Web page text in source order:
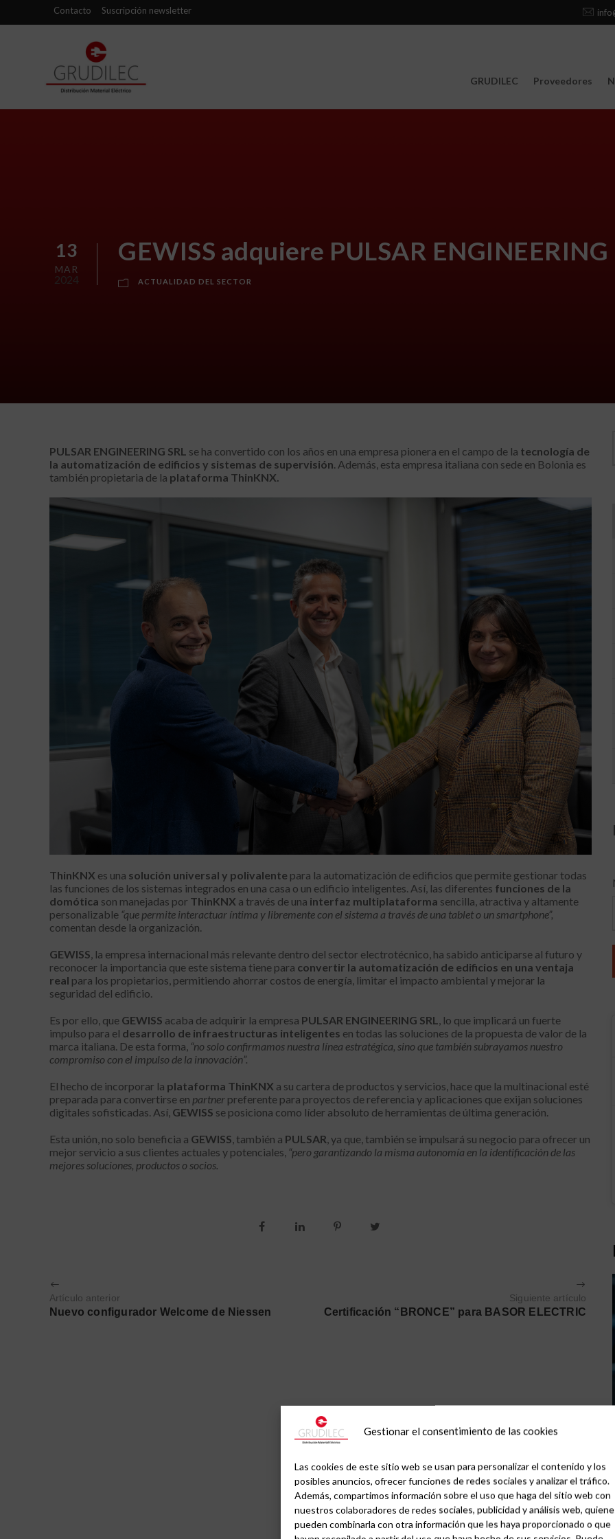
Gestionar el consentimiento de las cookies
Las cookies de este sitio web se usan para personalizar el contenido y los
posibles anuncios, ofrecer funciones de redes sociales y analizar el tráfico.
Además, compartimos información sobre el uso que haga del sitio web con
nuestros colaboradores de redes sociales, publicidad y análisis web,
pueden combinarla con otra información que les haya proporcionado o que
Contacto Suscripción newsletter
GRUDILEC Proveedores
13
MAR
2024
GEWISS adquiere PULSAR ENGINEERING
ACTUALIDAD DEL SECTOR
PULSAR ENGINEERING SRL se ha convertido con los años en una empresa pionera en el campo de la tecnología de
la automatización de edificios y sistemas de supervisión. Además, esta empresa italiana con sede en Bolonia es
también propietaria de la plataforma ThinKNX.
ThinKNX es una solución universal y polivalente para la automatización de edificios que permite gestionar todas
las funciones de los sistemas integrados en una casa o un edificio inteligentes. Así, las diferentes funciones de la
domótica son manejadas por ThinKNX a través de una interfaz multiplataforma sencilla, atractiva y altamente
personalizable “que permite interactuar íntima y libremente con el sistema a través de una tablet o un smartphone”,
comentan desde la organización.
GEWISS, la empresa internacional más relevante dentro del sector electrotécnico, ha sabido anticiparse al futuro y
reconocer la importancia que este sistema tiene para convertir la automatización de edificios en una ventaja
real para los propietarios, permitiendo ahorrar costos de energía, limitar el impacto ambiental y mejorar la
seguridad del edificio.
Es por ello, que GEWISS acaba de adquirir la empresa PULSAR ENGINEERING SRL, lo que implicará un fuerte
impulso para el desarrollo de infraestructuras inteligentes en todas las soluciones de la propuesta de valor de la
marca italiana. De esta forma, “no solo confirmamos nuestra línea estratégica, sino que también subrayamos nuestro
compromiso con el impulso de la innovación”.
El hecho de incorporar la plataforma ThinKNX a su cartera de productos y servicios, hace que la multinacional esté
preparada para convertirse en partner preferente para proyectos de referencia y aplicaciones que exijan soluciones
digitales sofisticadas. Así, GEWISS se posiciona como líder absoluto de herramientas de última generación.
Esta unión, no solo beneficia a GEWISS, también a PULSAR, ya que, también se impulsará su negocio para ofrecer un
mejor servicio a sus clientes actuales y potenciales, “pero garantizando la misma autonomía en la identificación de las
mejores soluciones, productos o socios.
Artículo anterior
Nuevo configurador Welcome de Niessen
Siguiente artículo
Certificación “BRONCE” para BASOR ELECTRIC